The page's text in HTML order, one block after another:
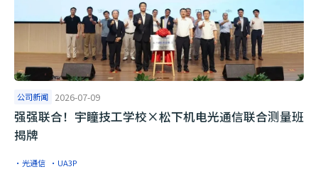
公司新闻 2026-07-09
​强强联合！宇瞳技工学校×松下机电光通信联合测量班
揭牌
·光通信 ·UA3P